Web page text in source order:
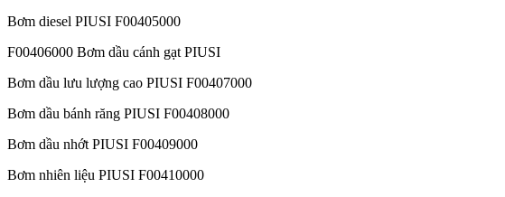
Bơm diesel PIUSI F00405000
F00406000 Bơm dầu cánh gạt PIUSI
Bơm dầu lưu lượng cao PIUSI F00407000
Bơm dầu bánh răng PIUSI F00408000
Bơm dầu nhớt PIUSI F00409000
Bơm nhiên liệu PIUSI F00410000